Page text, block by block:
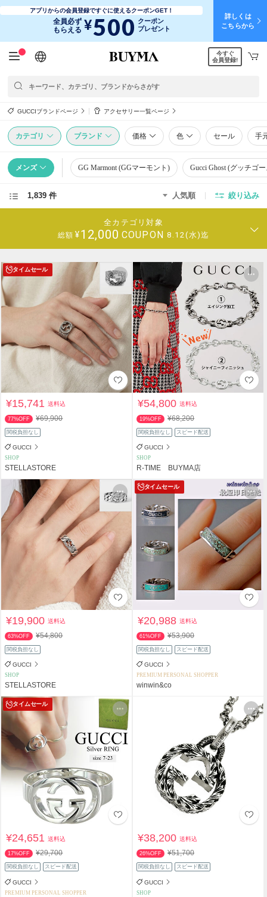
アプリからの会員登録ですぐに使えるクーポンGET！
全員必ず
もらえる ¥500 クーポン
プレゼント
詳しくは
こちらから
日本語
English
简体中文
繁體中文
今すぐ
会員登録!
GUCCIブランドページ アクセサリー一覧ページ
カテゴリ ブランド 価格 色 セール 手
メンズ GG Marmont (GGマーモント) Gucci Ghost (グッチゴ
1,839 件 人気順 絞り込み
全カテゴリ対象
総額 ¥12,000 COUPON 8.12(水)迄
タイムセール
¥15,741送料込
77%OFF ¥69,900
関税負担なし
GUCCI
SHOP
STELLASTORE
¥54,800送料込
19%OFF ¥68,200
関税負担なし スピード配送
GUCCI
SHOP
R-TIME BUYMA店
¥19,900送料込
63%OFF ¥54,800
関税負担なし
GUCCI
SHOP
STELLASTORE
タイムセール
¥20,988送料込
61%OFF ¥53,900
関税負担なし スピード配送
GUCCI
PREMIUM PERSONAL SHOPPER
winwin&co
タイムセール
¥24,651送料込
17%OFF ¥29,700
関税負担なし スピード配送
GUCCI
PREMIUM PERSONAL SHOPPER
¥38,200送料込
26%OFF ¥51,700
関税負担なし スピード配送
GUCCI
SHOP